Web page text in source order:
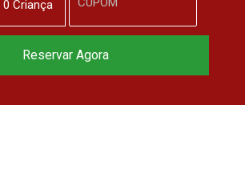
0 Criança
Reservar Agora